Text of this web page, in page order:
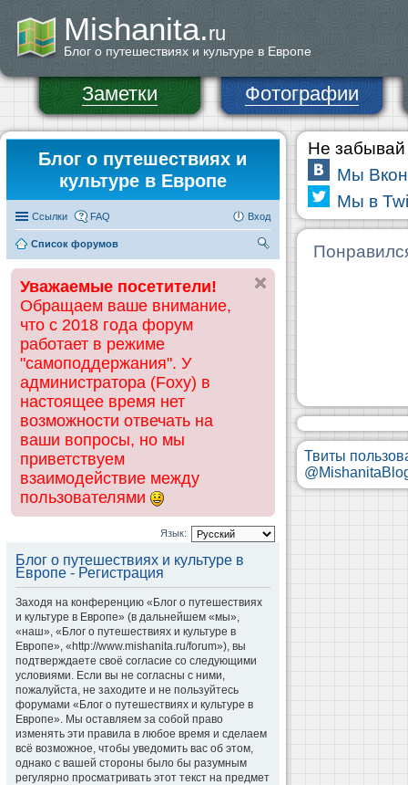
Mishanita.ru
Блог о путешествиях и культуре в Европе
Заметки Фотографии
Блог о путешествиях и
культуре в Европе
Ссылки FAQ Вход
Список форумов
ск
Уважаемые посетители!
Обращаем ваше внимание,
что с 2018 года форум
работает в режиме
"самоподдержания". У
администратора (Foxy) в
настоящее время нет
возможности отвечать на
ваши вопросы, но мы
приветствуем
взаимодействие между
пользователями
Язык:
Блог о путешествиях и культуре в
Европе - Регистрация
Заходя на конференцию «Блог о путешествиях
и культуре в Европе» (в дальнейшем «мы»,
«наш», «Блог о путешествиях и культуре в
Европе», «http://www.mishanita.ru/forum»), вы
подтверждаете своё согласие со следующими
условиями. Если вы не согласны с ними,
пожалуйста, не заходите и не пользуйтесь
форумами «Блог о путешествиях и культуре в
Европе». Мы оставляем за собой право
изменять эти правила в любое время и сделаем
всё возможное, чтобы уведомить вас об этом,
однако с вашей стороны было бы разумным
регулярно просматривать этот текст на предмет
Не забывай
Мы
Мы в
Твиты